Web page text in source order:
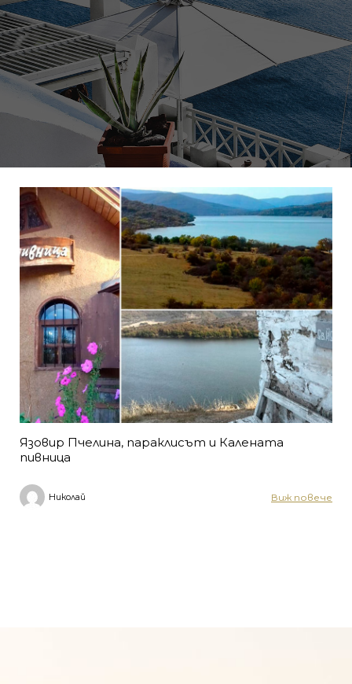
Язовир Пчелина, параклисът и Калената
пивница
Николай Виж повече